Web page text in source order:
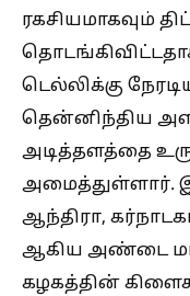
ரகசியமாகவும்
டெல்லிக்கு
தென்னிந்திய
அடித்தளத்தை
அமைத்துள்ளார்.
ஆந்திரா,
ஆகிய அண்டை
கழகத்தின்